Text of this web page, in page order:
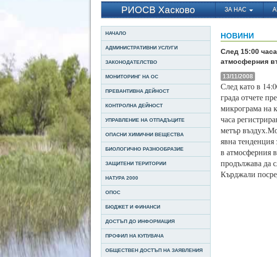
РИОСВ Хасково ЗА НАС
НАЧАЛО
АДМИНИСТРАТИВНИ УСЛУГИ
ЗАКОНОДАТЕЛСТВО
МОНИТОРИНГ НА ОС
ПРЕВАНТИВНА ДЕЙНОСТ
КОНТРОЛНА ДЕЙНОСТ
УПРАВЛЕНИЕ НА ОТПАДЪЦИТЕ
ОПАСНИ ХИМИЧНИ ВЕЩЕСТВА
БИОЛОГИЧНО РАЗНООБРАЗИЕ
ЗАЩИТЕНИ ТЕРИТОРИИ
НАТУРА 2000
ОПОС
БЮДЖЕТ И ФИНАНСИ
ДОСТЪП ДО ИНФОРМАЦИЯ
ПРОФИЛ НА КУПУВАЧА
ОБЩЕСТВЕН ДОСТЪП НА ЗАЯВЛЕНИЯ
НОВИНИ
След 15:00
атмосферния
13/11/2008
След като в
града отчете
микрограма на
часа
метър въздух.
явна тенденция
в атмосферния
продължава да
Кърджали